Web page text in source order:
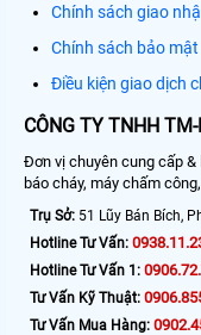
Chính sách giao
Chính sách bảo mật
Điều kiện giao dịch
CÔNG TY TNHH
Đơn vị chuyên cung cấp
báo cháy, máy chấm
Trụ Sở: 51 Lũy Bán Bích,
Hotline Tư Vấn:
Hotline Tư Vấn 1:
Tư Vấn Kỹ Thuật:
Tư Vấn Mua Hàng: